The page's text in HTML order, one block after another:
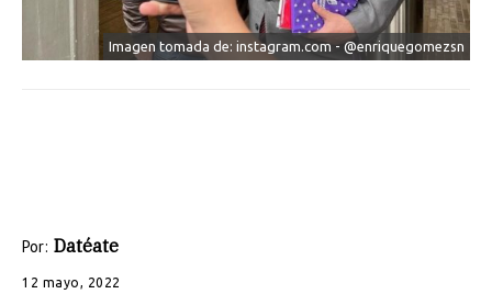
Imagen tomada de: instagram.com - @enriquegomezsn
Por: Datéate
12 mayo, 2022